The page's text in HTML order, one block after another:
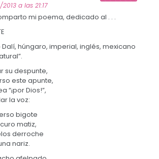
a las 21:17
mi poema, dedicado al . . .
Dalí, húngaro, imperial, inglés, mexicano
su despunte,
este apunte,
“¡por Dios!”,
la voz:
bigote
matiz,
derroche
nariz.